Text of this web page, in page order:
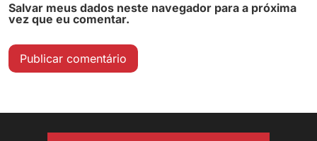
Salvar meus dados neste navegador para a próxima
vez que eu comentar.